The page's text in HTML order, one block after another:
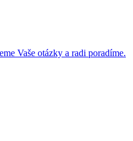
Vaše otázky a radi poradíme.